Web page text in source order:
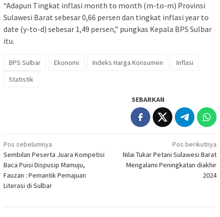
“Adapun Tingkat inflasi month to month (m-to-m) Provinsi
Sulawesi Barat sebesar 0,66 persen dan tingkat inflasi year to
date (y-to-d) sebesar 1,49 persen,” pungkas Kepala BPS Sulbar
itu.
BPS Sulbar Ekonomi Indeks Harga Konsumen
Inflasi
Statistik
SEBARKAN
Navigasi
pos
Pos sebelumnya
Sembilan Peserta Juara Kompetisi
Baca Puisi Dispusip Mamuju,
Fauzan : Pemantik Pemajuan
Literasi di Sulbar
Pos berikutnya
Nilai Tukar Petani Sulawesi Barat
Mengalami Peningkatan diakhir
2024